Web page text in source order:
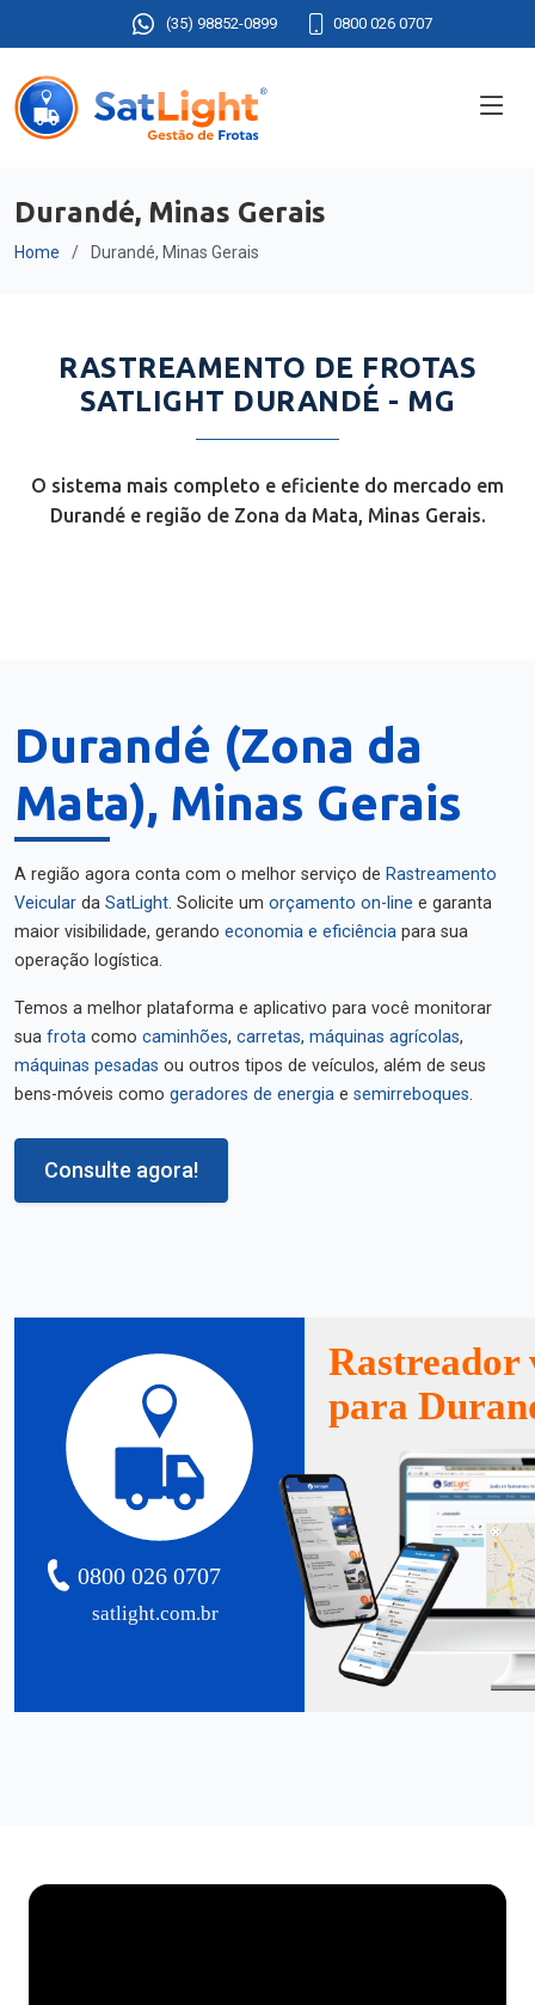
(35) 98852-0899 0800 026 0707
Durandé, Minas Gerais
Home Durandé, Minas Gerais
RASTREAMENTO DE FROTAS
SATLIGHT DURANDÉ - MG
O sistema mais completo e eficiente do mercado em
Durandé e região de Zona da Mata, Minas Gerais.
Durandé (Zona da
Mata), Minas Gerais
A região agora conta com o melhor serviço de Rastreamento
Veicular da SatLight. Solicite um orçamento on-line e garanta
maior visibilidade, gerando economia e eficiência para sua
operação logística.
Temos a melhor plataforma e aplicativo para você monitorar
sua frota como caminhões, carretas, máquinas agrícolas,
máquinas pesadas ou outros tipos de veículos, além de seus
bens-móveis como geradores de energia e semirreboques.
Consulte agora!
satlight.com.br
0800 026 0707
Rastreador
para